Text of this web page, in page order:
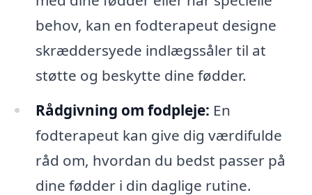
behov, kan en fodterapeut designe
skræddersyede indlægssåler til at
støtte og beskytte dine fødder.
Rådgivning om fodpleje: En
fodterapeut kan give dig værdifulde
råd om, hvordan du bedst passer på
dine fødder i din daglige rutine.